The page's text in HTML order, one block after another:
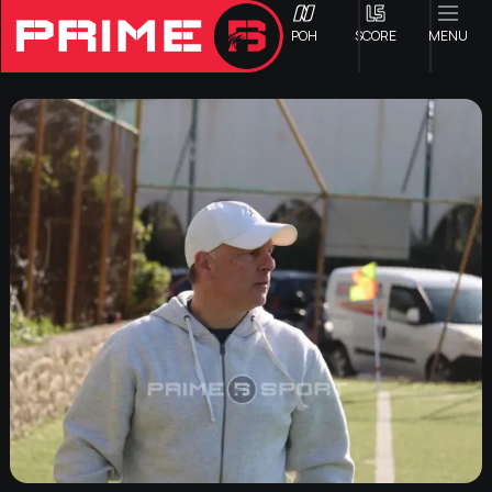
ΡΟΗ SCORE MENU
ΟΦΗ
Α1 ΕΠΣΗ
Α2 ΕΠΣΗ
Β1 ΕΠΣΗ
Β2 ΕΠΣΗ